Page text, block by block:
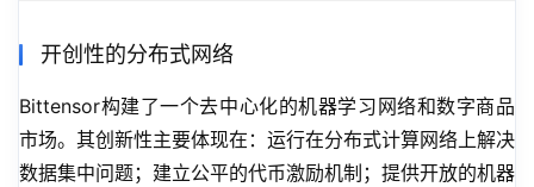
开创性的分布式网络
Bittensor构建了一个去中心化的机器学习网络和数字商品
市场。其创新性主要体现在：运行在分布式计算网络上解决
数据集中问题；建立公平的代币激励机制；提供开放的机器